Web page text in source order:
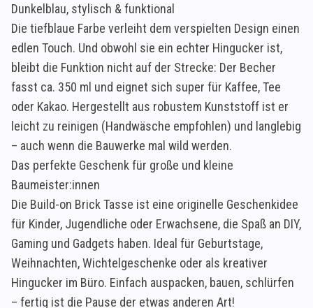
Dunkelblau, stylisch & funktional
Die tiefblaue Farbe verleiht dem verspielten Design einen
edlen Touch. Und obwohl sie ein echter Hingucker ist,
bleibt die Funktion nicht auf der Strecke: Der Becher
fasst ca. 350 ml und eignet sich super für Kaffee, Tee
oder Kakao. Hergestellt aus robustem Kunststoff ist er
leicht zu reinigen (Handwäsche empfohlen) und langlebig
– auch wenn die Bauwerke mal wild werden.
Das perfekte Geschenk für große und kleine
Baumeister:innen
Die Build-on Brick Tasse ist eine originelle Geschenkidee
für Kinder, Jugendliche oder Erwachsene, die Spaß an DIY,
Gaming und Gadgets haben. Ideal für Geburtstage,
Weihnachten, Wichtelgeschenke oder als kreativer
Hingucker im Büro. Einfach auspacken, bauen, schlürfen
– fertig ist die Pause der etwas anderen Art!